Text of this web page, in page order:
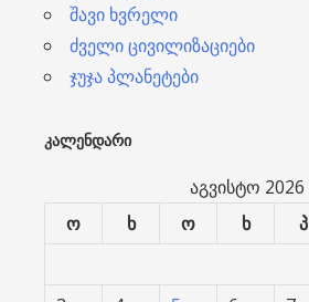
შავი ხვრელი
ძველი ცივილიზაციები
ჯუჯა პლანეტები
ᲙᲐᲚᲔᲜᲓᲐᲠᲘ
აგვისტო 2026
ო
ხ ო ხ პ